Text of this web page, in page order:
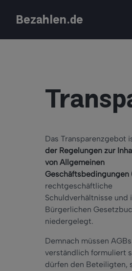
Bezahlen.de
Das Transparenzgebot
der Regelungen zur
von Allgemeinen
Geschäftsbedingungen
rechtgeschäftliche
Schuldverhältnisse und
Bürgerlichen
niedergelegt.
Demnach müssen
verständlich formuliert
dürfen den Beteiligten,